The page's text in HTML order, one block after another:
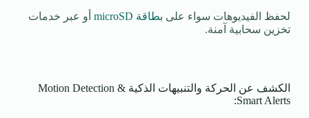
لحفظ الفيديوهات سواء على بطاقة microSD
أو عبر خدمات
تخزين سحابية آمنة.
الكشف عن الحركة والتنبيهات الذكية Motion Detection &
Smart Alerts: